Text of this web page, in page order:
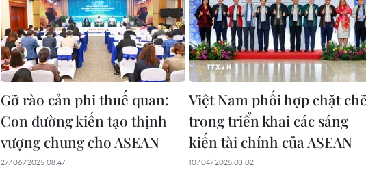
Gỡ rào cản phi thuế quan:
Con đường kiến tạo thịnh
vượng chung cho ASEAN
27/06/2025 08:47
Việt Nam phối hợp chặt
trong triển khai các sáng
kiến tài chính của ASEAN
10/04/2025 03:02